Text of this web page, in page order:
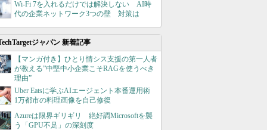
Wi-Fi 7を入れるだけでは解決しない AI時
代の企業ネットワーク3つの壁 対策は
ジャパン 新着記事
【マンガ付き】ひとり情シス支援の第一人者
が教える”中堅中小企業こそRAGを使うべき
理由”
Uber Eatsに学ぶAIエージェント本番運用術
1万都市の料理画像を自己修復
Azureは限界ギリギリ 絶好調Microsoftを襲
う「GPU不足」の深刻度